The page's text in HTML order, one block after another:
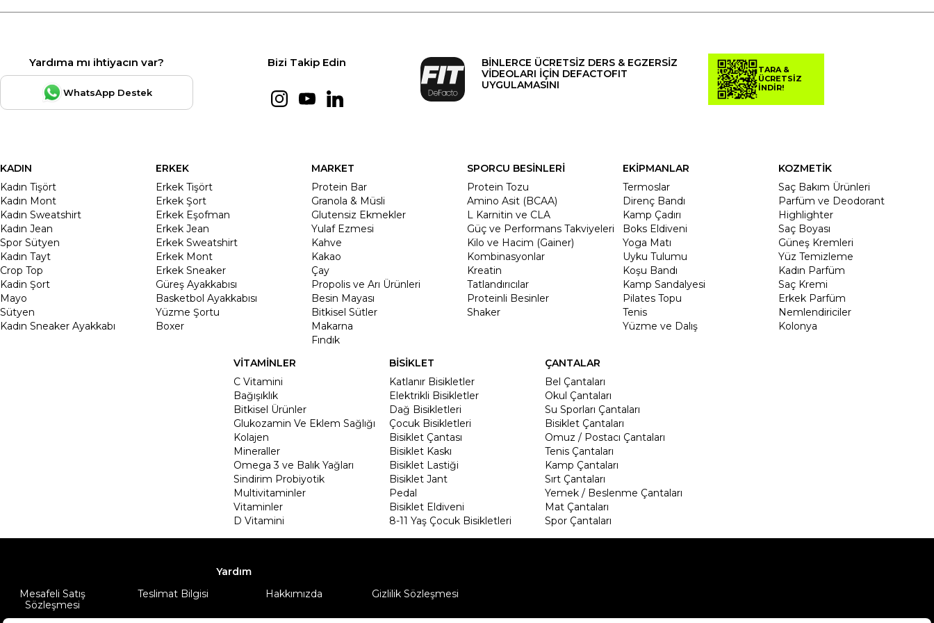
Yardıma mı ihtiyacın var?
WhatsApp Destek
Bizi Takip Edin
BİNLERCE ÜCRETSİZ DERS & EGZERSİZ
VİDEOLARI İÇİN DEFACTOFIT
UYGULAMASINI
TARA &
ÜCRETSİZ
İNDİR!
KADIN
Kadın Tişört
Kadın Mont
Kadın Sweatshirt
Kadın Jean
Spor Sütyen
Kadın Tayt
Crop Top
Kadin Şort
Mayo
Sütyen
Kadın Sneaker Ayakkabı
ERKEK
Erkek Tişört
Erkek Şort
Erkek Eşofman
Erkek Jean
Erkek Sweatshirt
Erkek Mont
Erkek Sneaker
Güreş Ayakkabısı
Basketbol Ayakkabısı
Yüzme Şortu
Boxer
MARKET
Protein Bar
Granola & Müsli
Glutensiz Ekmekler
Yulaf Ezmesi
Kahve
Kakao
Çay
Propolis ve Arı Ürünleri
Besin Mayası
Bitkisel Sütler
Makarna
Fındık
SPORCU BESİNLERİ
Protein Tozu
Amino Asit (BCAA)
L Karnitin ve CLA
Güç ve Performans Takviyeleri
Kilo ve Hacim (Gainer)
Kombinasyonlar
Kreatin
Tatlandırıcılar
Proteinli Besinler
Shaker
EKİPMANLAR
Termoslar
Direnç Bandı
Kamp Çadırı
Boks Eldiveni
Yoga Matı
Uyku Tulumu
Koşu Bandı
Kamp Sandalyesi
Pilates Topu
Tenis
Yüzme ve Dalış
KOZMETİK
Saç Bakım Ürünleri
Parfüm ve Deodorant
Highlighter
Saç Boyası
Güneş Kremleri
Yüz Temizleme
Kadın Parfüm
Saç Kremi
Erkek Parfüm
Nemlendiriciler
Kolonya
VİTAMİNLER
C Vitamini
Bağışıklık
Bitkisel Ürünler
Glukozamin Ve Eklem Sağlığı
Kolajen
Mineraller
Omega 3 ve Balık Yağları
Sindirim Probiyotik
Multivitaminler
Vitaminler
D Vitamini
BİSİKLET
Katlanır Bisikletler
Elektrikli Bisikletler
Dağ Bisikletleri
Çocuk Bisikletleri
Bisiklet Çantası
Bisiklet Kaskı
Bisiklet Lastiği
Bisiklet Jant
Pedal
Bisiklet Eldiveni
8-11 Yaş Çocuk Bisikletleri
ÇANTALAR
Bel Çantaları
Okul Çantaları
Su Sporları Çantaları
Bisiklet Çantaları
Omuz / Postacı Çantaları
Tenis Çantaları
Kamp Çantaları
Sırt Çantaları
Yemek / Beslenme Çantaları
Mat Çantaları
Spor Çantaları
Yardım
Mesafeli Satış
Sözleşmesi
Teslimat Bilgisi Hakkımızda Gizlilik Sözleşmesi